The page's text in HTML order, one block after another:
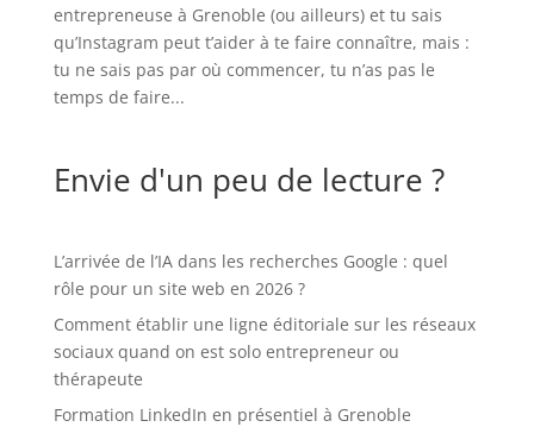
entrepreneuse à Grenoble (ou ailleurs) et tu sais
qu’Instagram peut t’aider à te faire connaître, mais :
tu ne sais pas par où commencer, tu n’as pas le
temps de faire...
Envie d'un peu de lecture ?
L’arrivée de l’IA dans les recherches Google : quel
rôle pour un site web en 2026 ?
Comment établir une ligne éditoriale sur les réseaux
sociaux quand on est solo entrepreneur ou
thérapeute
Formation LinkedIn en présentiel à Grenoble